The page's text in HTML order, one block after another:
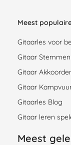
Meest
Gitaarles voor
Gitaar
Gitaar
Gitaar
Gitaarles Blog
Gitaar leren
Meest